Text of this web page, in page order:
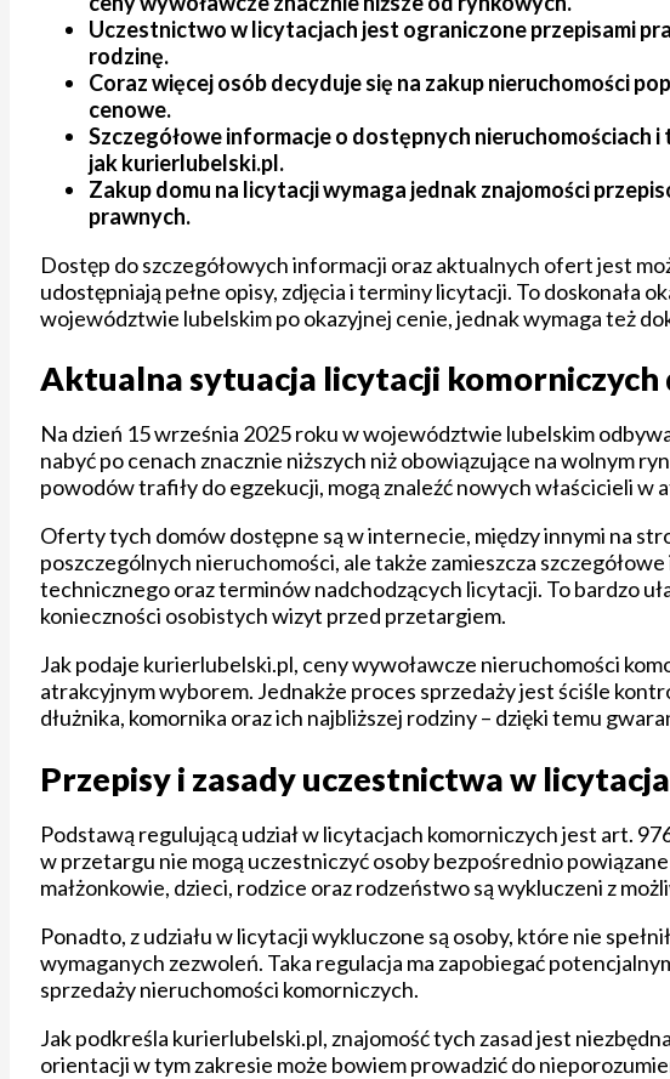
Uczestnictwo w licytacjach jest ograniczone przepisami
rodzinę.
Coraz więcej osób decyduje się na zakup nieruchomości
cenowe.
Szczegółowe informacje o dostępnych nieruchomościach
jak kurierlubelski.pl.
Zakup domu na licytacji wymaga jednak znajomości
prawnych.
Dostęp do szczegółowych informacji oraz aktualnych ofert jest
udostępniają pełne opisy, zdjęcia i terminy licytacji. To doskonała
województwie lubelskim po okazyjnej cenie, jednak wymaga też
Aktualna sytuacja licytacji
Na dzień 15 września 2025 roku w województwie lubelskim
nabyć po cenach znacznie niższych niż obowiązujące na wolnym
powodów trafiły do egzekucji, mogą znaleźć nowych właścicieli w
Oferty tych domów dostępne są w internecie, między innymi na
poszczególnych nieruchomości, ale także zamieszcza
technicznego oraz terminów nadchodzących licytacji. To bardzo
konieczności osobistych wizyt przed przetargiem.
Jak podaje kurierlubelski.pl, ceny wywoławcze nieruchomości
atrakcyjnym wyborem. Jednakże proces sprzedaży jest ściśle
dłużnika, komornika oraz ich najbliższej rodziny – dzięki temu
Przepisy i zasady uczestnictwa w
Podstawą regulującą udział w licytacjach komorniczych jest art.
w przetargu nie mogą uczestniczyć osoby bezpośrednio
małżonkowie, dzieci, rodzice oraz rodzeństwo są wykluczeni z
Ponadto, z udziału w licytacji wykluczone są osoby, które nie
wymaganych zezwoleń. Taka regulacja ma zapobiegać
sprzedaży nieruchomości komorniczych.
Jak podkreśla kurierlubelski.pl, znajomość tych zasad jest
orientacji w tym zakresie może bowiem prowadzić do